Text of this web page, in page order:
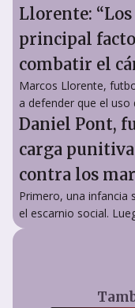
Llorente:
principal
combatir el
Marcos Llorente,
a defender que el uso
Daniel Pont,
carga
contra los
Primero, una infancia
el escarnio social.